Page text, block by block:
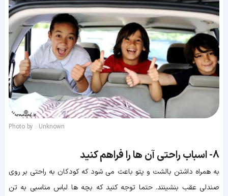
Photo by : Unknown
8- اسباب راحتی آن ها را فراهم کنید
به همراه داشتن بالشت و پتو باعث می شود که کودکان به راحتی بر روی
صندلی عقب بنشینند. حتما توجه کنید که بچه ها لباس مناسبی به تن